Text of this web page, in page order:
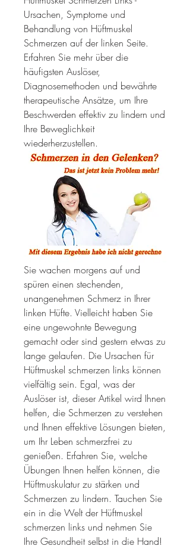
Ursachen, Symptome und
Behandlung von Hüftmuskel
Schmerzen auf der linken Seite.
Erfahren Sie mehr über die
häufigsten Auslöser,
Diagnosemethoden und bewährte
therapeutische Ansätze, um Ihre
Beschwerden effektiv zu lindern und
Ihre Beweglichkeit
wiederherzustellen.
Sie wachen morgens auf und
spüren einen stechenden,
unangenehmen Schmerz in Ihrer
linken Hüfte. Vielleicht haben Sie
eine ungewohnte Bewegung
gemacht oder sind gestern etwas zu
lange gelaufen. Die Ursachen für
Hüftmuskel schmerzen links können
vielfältig sein. Egal, was der
Auslöser ist, dieser Artikel wird Ihnen
helfen, die Schmerzen zu verstehen
und Ihnen effektive Lösungen bieten,
um Ihr Leben schmerzfrei zu
genießen. Erfahren Sie, welche
Übungen Ihnen helfen können, die
Hüftmuskulatur zu stärken und
Schmerzen zu lindern. Tauchen Sie
ein in die Welt der Hüftmuskel
schmerzen links und nehmen Sie
Ihre Gesundheit selbst in die Hand!